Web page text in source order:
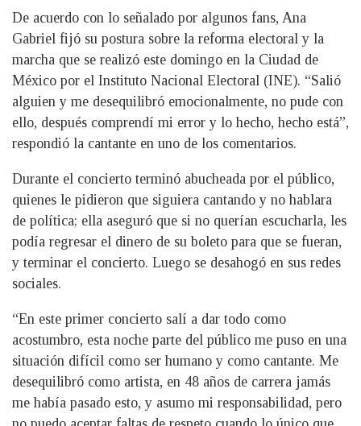
De acuerdo con lo señalado por algunos fans, Ana
Gabriel fijó su postura sobre la reforma electoral y la
marcha que se realizó este domingo en la Ciudad de
México por el Instituto Nacional Electoral (INE). “Salió
alguien y me desequilibró emocionalmente, no pude con
ello, después comprendí mi error y lo hecho, hecho está”,
respondió la cantante en uno de los comentarios.
Durante el concierto terminó abucheada por el público,
quienes le pidieron que siguiera cantando y no hablara
de política; ella aseguró que si no querían escucharla, les
podía regresar el dinero de su boleto para que se fueran,
y terminar el concierto. Luego se desahogó en sus redes
sociales.
“En este primer concierto salí a dar todo como
acostumbro, esta noche parte del público me puso en una
situación difícil como ser humano y como cantante. Me
desequilibró como artista, en 48 años de carrera jamás
me había pasado esto, y asumo mi responsabilidad, pero